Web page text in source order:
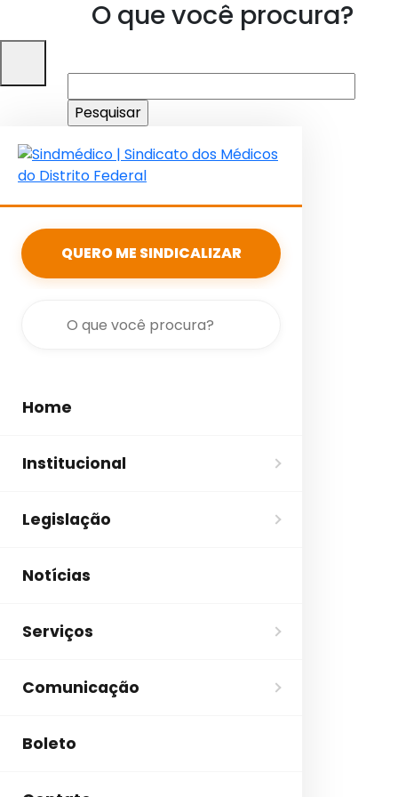
O que você procura?
por:
QUERO ME SINDICALIZAR
Home
Institucional
Legislação
Notícias
Serviços
Comunicação
Boleto